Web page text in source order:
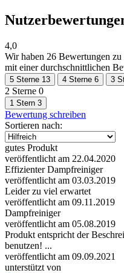
4,0
Wir haben 26 Bewertungen zu
mit einer durchschnittlichen
5 Sterne 13 4 Sterne 6 3
2 Sterne 0
1 Stern 3
Bewertung schreiben
Sortieren nach:
gutes Produkt
veröffentlicht am 22.04.2020
Effizienter Dampfreiniger
veröffentlicht am 03.03.2019
Leider zu viel erwartet
veröffentlicht am 09.11.2019
Dampfreiniger
veröffentlicht am 05.08.2019
Produkt entspricht der
benutzen! ...
veröffentlicht am 09.09.2021
unterstützt von